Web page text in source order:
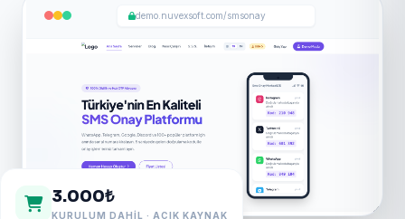
demo.nuvexsoft.com/smsonay
3.000₺
KURULUM DAHIL · AÇIK KAYNAK